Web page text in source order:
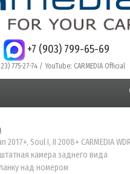
+7 (903) 799-65-69
775-27-74 / YouTube: CARMEDIA Official
2017+, Soul I, II 2008+ CARMEDIA
камера заднего вида
над номером